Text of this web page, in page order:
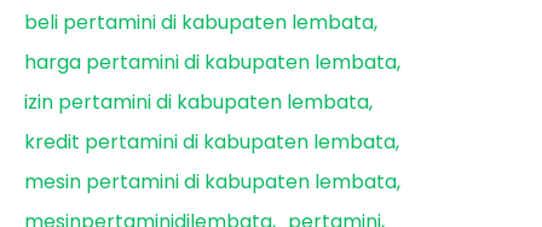
beli pertamini di kabupaten lembata
harga pertamini di kabupaten lembata
izin pertamini di kabupaten lembata
kredit pertamini di kabupaten lembata
mesin pertamini di kabupaten lembata